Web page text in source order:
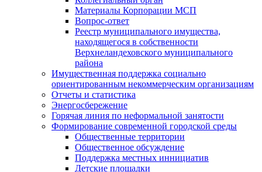
Материалы Корпорации МСП
Вопрос-ответ
Реестр муниципального имущества,
находящегося в собственности
Верхнеландеховского муниципального
района
Имущественная поддержка социально
ориентированным некоммерческим организациям
Отчеты и статистика
Энергосбережение
Горячая линия по неформальной занятости
Формирование современной городской среды
Общественные территории
Общественное обсуждение
Поддержка местных иннициатив
Детские площадки